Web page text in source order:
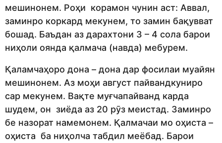
мешинонем. Роҳи корамон чунин аст: Аввал,
заминро коркард мекунем, то замин бақувват
бошад. Баъдан аз дарахтони 3 – 4 сола барои
ниҳоли оянда қалмача (навда) мебурем.
Қаламчаҳоро дона – дона дар фосилаи муайян
мешинонем. Аз моҳи август пайвандкуниро
сар мекунем. Вақте муғчапайванд карда
шудем, он зиёда аз 20 рӯз меистад. Заминро
бе назорат намемонем. Қалмачаи мо оҳиста –
оҳиста ба ниҳолча табдил меёбад. Барои